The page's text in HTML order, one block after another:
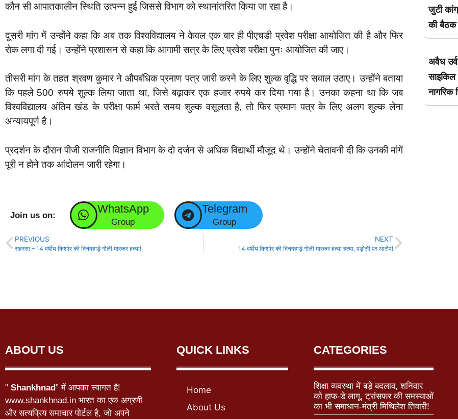
कौन सी आपातकालीन स्थिति उत्पन्न हुई जिससे विभाग को स्थानांतरित किया जा रहा है।
दूसरी मांग में उन्होंने कहा कि अब तक विश्वविद्यालय ने केवल एक बार ही पीएचडी प्रवेश परीक्षा आयोजित की है और फिर
रोक लगा दी गई। उन्होंने प्रशासन से कहा कि आगामी सत्र के लिए प्रवेश परीक्षा पुनः आयोजित की जाए।
तीसरी मांग के तहत श्रवण कुमार ने औपबंधिक प्रमाण पत्र जारी करने के लिए शुल्क वृद्धि पर सवाल उठाए। उन्होंने बताया
कि पहले 500 रुपये शुल्क लिया जाता था, जिसे बढ़ाकर एक हजार रुपये कर दिया गया है। उनका कहना था कि जब
विश्वविद्यालय अंतिम खंड के परीक्षा फार्म भरते समय शुल्क वसूलता है, तो फिर प्रमाण पत्र के लिए अलग शुल्क लेना
अन्यायपूर्ण है।
प्रदर्शन के दौरान पीजी राजनीति विज्ञान विभाग के दो दर्जन से अधिक विद्यार्थी मौजूद थे। उन्होंने चेतावनी दी कि उनकी मांगें
पूरी न होने तक आंदोलन जारी रहेगा।
Join us on:
WhatsApp
Group
Telegram
Group
PREVIOUS
सहरसा – 14 वर्षीय किशोर की दिनदहाड़े गोली मारकर हत्या!
NEXT
14 वर्षीय किशोर की दिनदहाड़े गोली मारकर हत्या हत्या, पड़ोसी पर आरोप!
जुटी
की बैठक
अवैध
साइकिल
नागरिक
ABOUT US
” Shankhnad” में आपका स्वागत है!
www.shankhnad.in भारत का एक अग्रणी
और सत्यप्रिय समाचार पोर्टल है, जो अपने
QUICK LINKS
Home
About Us
CATEGORIES
शिक्षा व्यवस्था में बड़े बदलाव, शनिवार
को हाफ-डे लागू, ट्रांसफर की समस्याओं
का भी समाधान-मंत्री मिथिलेश तिवारी!